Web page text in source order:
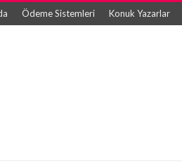
Ödeme Sistemleri Konuk Yazarlar